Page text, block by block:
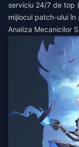
serviciu 24/7 de top
mijlocul patch-ului
Analiza Mecanicilor